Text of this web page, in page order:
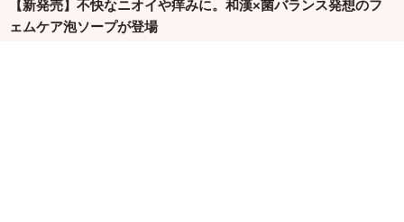
【新発売】不快なニオイや痒みに。和漢×菌バランス発想のフ
ェムケア泡ソープが登場